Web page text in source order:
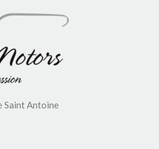
Saint Antoine